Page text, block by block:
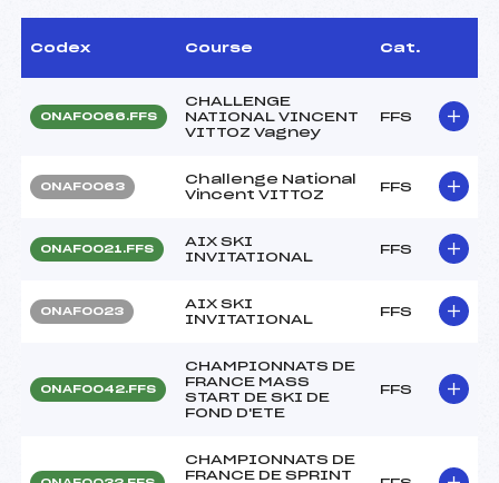
Codex Course Cat.
ONAF0066.FFS
CHALLENGE
NATIONAL VINCENT
VITTOZ Vagney
FFS
ONAF0063
Challenge National
Vincent VITTOZ
FFS
ONAF0021.FFS
AIX SKI
INVITATIONAL
FFS
ONAF0023
AIX SKI
INVITATIONAL
FFS
ONAF0042.FFS
CHAMPIONNATS DE
FRANCE MASS
START DE SKI DE
FOND D'ETE
FFS
CHAMPIONNATS DE
FRANCE DE SPRINT